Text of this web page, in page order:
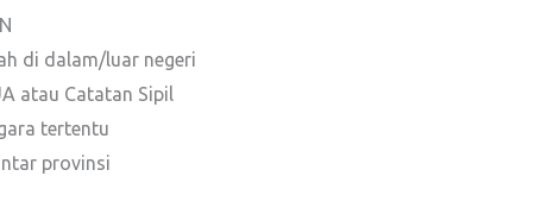
di dalam/luar negeri
atau Catatan Sipil
tertentu
provinsi